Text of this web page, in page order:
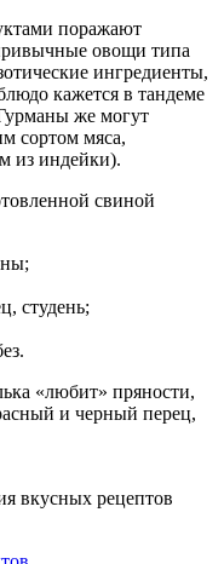
поражают
овощи типа
ингредиенты,
кажется в тандеме
же могут
сортом мяса,
из индейки).
свиной
студень;
«любит» пряности,
и черный перец,
вкусных рецептов